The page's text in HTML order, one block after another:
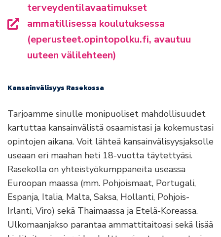
terveydentilavaatimukset
ammatillisessa koulutuksessa
(eperusteet.opintopolku.fi, avautuu
uuteen välilehteen)
Kansainvälisyys Rasekossa
Tarjoamme sinulle monipuoliset mahdollisuudet
kartuttaa kansainvälistä osaamistasi ja kokemustasi
opintojen aikana. Voit lähteä kansainvälisyysjaksolle
useaan eri maahan heti 18-vuotta täytettyäsi.
Rasekolla on yhteistyökumppaneita useassa
Euroopan maassa (mm. Pohjoismaat, Portugali,
Espanja, Italia, Malta, Saksa, Hollanti, Pohjois-
Irlanti, Viro) sekä Thaimaassa ja Etelä-Koreassa.
Ulkomaanjakso parantaa ammattitaitoasi sekä lisää